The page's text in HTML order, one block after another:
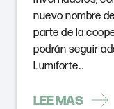
nuevo nombre
parte de la
podrán seguir
Lumiforte...
LEE MAS